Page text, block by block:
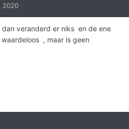
2020
dan veranderd er niks en de ene
, maar is geen